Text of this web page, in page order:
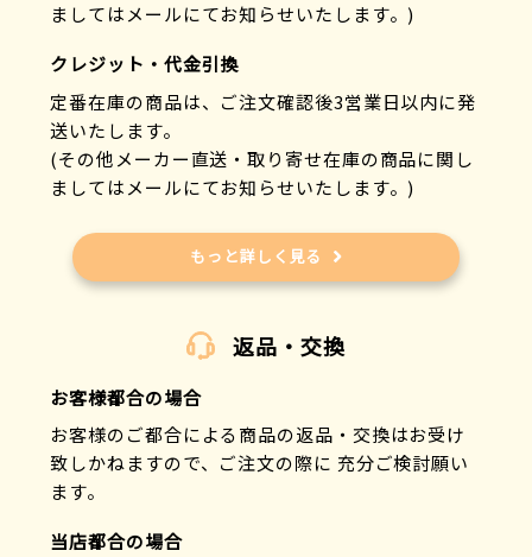
ましてはメールにてお知らせいたします。)
クレジット・代金引換
定番在庫の商品は、ご注文確認後3営業日以内に発
送いたします。
(その他メーカー直送・取り寄せ在庫の商品に関し
ましてはメールにてお知らせいたします。)
もっと詳しく見る
返品・交換
お客様都合の場合
お客様のご都合による商品の返品・交換はお受け
致しかねますので、ご注文の際に 充分ご検討願い
ます。
当店都合の場合